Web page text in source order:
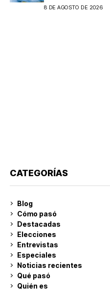
8 DE AGOSTO DE 2026
CATEGORÍAS
Blog
Cómo pasó
Destacadas
Elecciones
Entrevistas
Especiales
Noticias recientes
Qué pasó
Quién es